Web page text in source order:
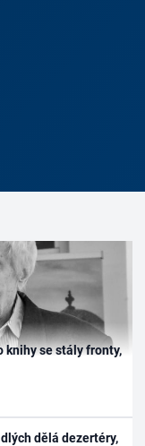
knihy se stály fronty,
dělá dezertéry,